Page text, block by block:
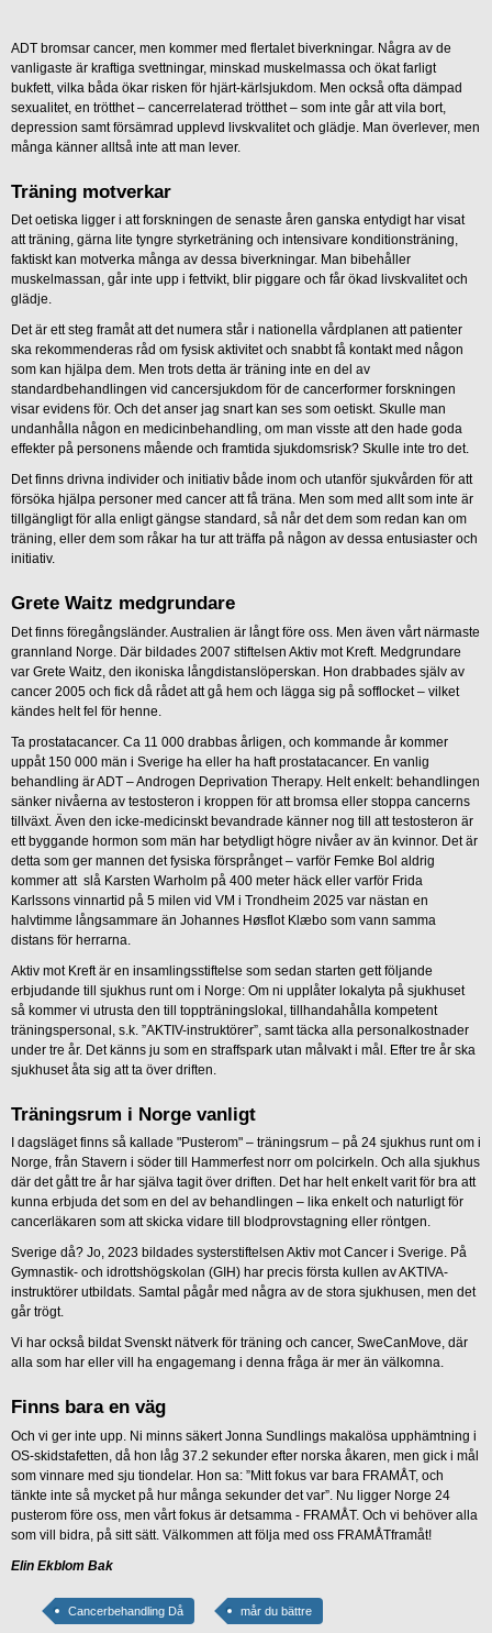
ADT bromsar cancer, men kommer med flertalet biverkningar. Några av de
vanligaste är kraftiga svettningar, minskad muskelmassa och ökat farligt
bukfett, vilka båda ökar risken för hjärt-kärlsjukdom. Men också ofta dämpad
sexualitet, en trötthet – cancerrelaterad trötthet – som inte går att vila bort,
depression samt försämrad upplevd livskvalitet och glädje. Man överlever, men
många känner alltså inte att man lever.
Träning motverkar
Det oetiska ligger i att forskningen de senaste åren ganska entydigt har visat
att träning, gärna lite tyngre styrketräning och intensivare konditionsträning,
faktiskt kan motverka många av dessa biverkningar. Man bibehåller
muskelmassan, går inte upp i fettvikt, blir piggare och får ökad livskvalitet och
glädje.
Det är ett steg framåt att det numera står i nationella vårdplanen att patienter
ska rekommenderas råd om fysisk aktivitet och snabbt få kontakt med någon
som kan hjälpa dem. Men trots detta är träning inte en del av
standardbehandlingen vid cancersjukdom för de cancerformer forskningen
visar evidens för. Och det anser jag snart kan ses som oetiskt. Skulle man
undanhålla någon en medicinbehandling, om man visste att den hade goda
effekter på personens mående och framtida sjukdomsrisk? Skulle inte tro det.
Det finns drivna individer och initiativ både inom och utanför sjukvården för att
försöka hjälpa personer med cancer att få träna. Men som med allt som inte är
tillgängligt för alla enligt gängse standard, så når det dem som redan kan om
träning, eller dem som råkar ha tur att träffa på någon av dessa entusiaster och
initiativ.
Grete Waitz medgrundare
Det finns föregångsländer. Australien är långt före oss. Men även vårt närmaste
grannland Norge. Där bildades 2007 stiftelsen Aktiv mot Kreft. Medgrundare
var Grete Waitz, den ikoniska långdistanslöperskan. Hon drabbades själv av
cancer 2005 och fick då rådet att gå hem och lägga sig på sofflocket – vilket
kändes helt fel för henne.
Ta prostatacancer. Ca 11 000 drabbas årligen, och kommande år kommer
uppåt 150 000 män i Sverige ha eller ha haft prostatacancer. En vanlig
behandling är ADT – Androgen Deprivation Therapy. Helt enkelt: behandlingen
sänker nivåerna av testosteron i kroppen för att bromsa eller stoppa cancerns
tillväxt. Även den icke-medicinskt bevandrade känner nog till att testosteron är
ett byggande hormon som män har betydligt högre nivåer av än kvinnor. Det är
detta som ger mannen det fysiska försprånget – varför Femke Bol aldrig
kommer att slå Karsten Warholm på 400 meter häck eller varför Frida
Karlssons vinnartid på 5 milen vid VM i Trondheim 2025 var nästan en
halvtimme långsammare än Johannes Høsflot Klæbo som vann samma
distans för herrarna.
Aktiv mot Kreft är en insamlingsstiftelse som sedan starten gett följande
erbjudande till sjukhus runt om i Norge: Om ni upplåter lokalyta på sjukhuset
så kommer vi utrusta den till toppträningslokal, tillhandahålla kompetent
träningspersonal, s.k. ”AKTIV-instruktörer”, samt täcka alla personalkostnader
under tre år. Det känns ju som en straffspark utan målvakt i mål. Efter tre år ska
sjukhuset åta sig att ta över driften.
Träningsrum i Norge vanligt
I dagsläget finns så kallade "Pusterom" – träningsrum – på 24 sjukhus runt om i
Norge, från Stavern i söder till Hammerfest norr om polcirkeln. Och alla sjukhus
där det gått tre år har själva tagit över driften. Det har helt enkelt varit för bra att
kunna erbjuda det som en del av behandlingen – lika enkelt och naturligt för
cancerläkaren som att skicka vidare till blodprovstagning eller röntgen.
Sverige då? Jo, 2023 bildades systerstiftelsen Aktiv mot Cancer i Sverige. På
Gymnastik- och idrottshögskolan (GIH) har precis första kullen av AKTIVA-
instruktörer utbildats. Samtal pågår med några av de stora sjukhusen, men det
går trögt.
Vi har också bildat Svenskt nätverk för träning och cancer, SweCanMove, där
alla som har eller vill ha engagemang i denna fråga är mer än välkomna.
Finns bara en väg
Och vi ger inte upp. Ni minns säkert Jonna Sundlings makalösa upphämtning i
OS-skidstafetten, då hon låg 37.2 sekunder efter norska åkaren, men gick i mål
som vinnare med sju tiondelar. Hon sa: ”Mitt fokus var bara FRAMÅT, och
tänkte inte så mycket på hur många sekunder det var”. Nu ligger Norge 24
pusterom före oss, men vårt fokus är detsamma - FRAMÅT. Och vi behöver alla
som vill bidra, på sitt sätt. Välkommen att följa med oss FRAMÅTframåt!
Elin Ekblom Bak
Cancerbehandling Då mår du bättre